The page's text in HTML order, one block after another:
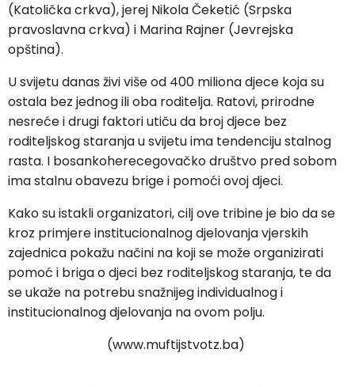
(Katolička crkva), jerej Nikola Čeketić (Srpska
pravoslavna crkva) i Marina Rajner (Jevrejska
opština).
U svijetu danas živi više od 400 miliona djece koja su
ostala bez jednog ili oba roditelja. Ratovi, prirodne
nesreće i drugi faktori utiču da broj djece bez
roditeljskog staranja u svijetu ima tendenciju stalnog
rasta. I bosankoherecegovačko društvo pred sobom
ima stalnu obavezu brige i pomoći ovoj djeci.
Kako su istakli organizatori, cilj ove tribine je bio da se
kroz primjere institucionalnog djelovanja vjerskih
zajednica pokažu načini na koji se može organizirati
pomoć i briga o djeci bez roditeljskog staranja, te da
se ukaže na potrebu snažnijeg individualnog i
institucionalnog djelovanja na ovom polju.
(www.muftijstvotz.ba)